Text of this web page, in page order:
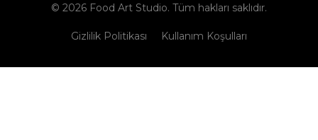
© 2026 Food Art Studio. Tüm hakları saklıdır.
Gizlilik Politikası Kullanım Koşulları